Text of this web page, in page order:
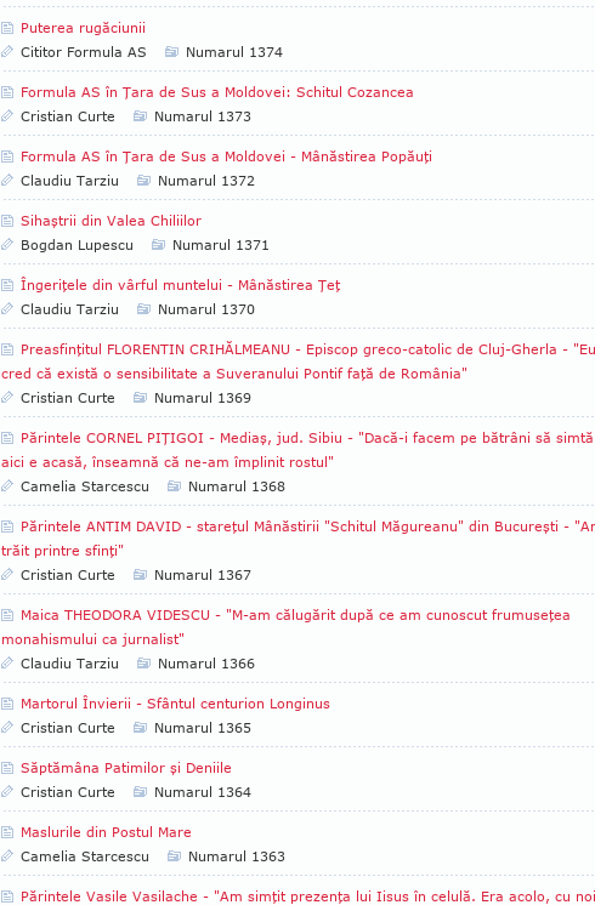
Puterea rugăciunii
Cititor Formula AS
Numarul 1374
Formula AS în Ţara de Sus a Moldovei: Schitul Cozancea
Cristian Curte
Numarul 1373
Formula AS în Ţara de Sus a Moldovei - Mânăstirea Popăuţi
Claudiu Tarziu
Numarul 1372
Sihaştrii din Valea Chiliilor
Bogdan Lupescu
Numarul 1371
Îngeriţele din vârful muntelui - Mânăstirea Ţeţ
Claudiu Tarziu
Numarul 1370
Preasfinţitul FLORENTIN CRIHĂLMEANU - Episcop greco-catolic de Cluj-Gherla - "Eu
cred că există o sensibilitate a Suveranului Pontif faţă de România"
Cristian Curte
Numarul 1369
Părintele CORNEL PIŢIGOI - Mediaş, jud. Sibiu - "Dacă-i facem pe bătrâni să
aici e acasă, înseamnă că ne-am împlinit rostul"
Camelia Starcescu
Numarul 1368
Părintele ANTIM DAVID - stareţul Mânăstirii "Schitul Măgureanu" din Bucureşti -
trăit printre sfinţi"
Cristian Curte
Numarul 1367
Maica THEODORA VIDESCU - "M-am călugărit după ce am cunoscut frumuseţea
monahismului ca jurnalist"
Claudiu Tarziu
Numarul 1366
Martorul Învierii - Sfântul centurion Longinus
Cristian Curte
Numarul 1365
Săptămâna Patimilor şi Deniile
Cristian Curte
Numarul 1364
Maslurile din Postul Mare
Camelia Starcescu
Numarul 1363
Părintele Vasile Vasilache - "Am simţit prezenţa lui Iisus în celulă. Era acolo, cu